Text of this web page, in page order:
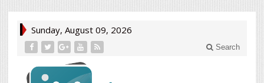
Sunday, August 09, 2026
Search